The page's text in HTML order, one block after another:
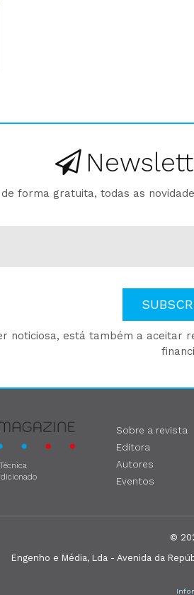
forma gratuita, todas as
noticiosa, está também a aceitar
Sobre a revista
Editora
Autores
Eventos
©
Engenho e Média, Lda - Avenida da